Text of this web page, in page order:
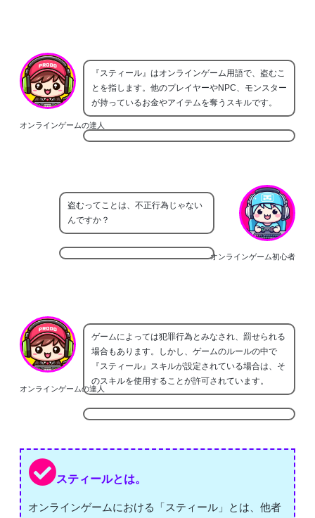
オンラインゲームの達人
『スティール』はオンラインゲーム用語で、盗むこ
とを指します。他のプレイヤーやNPC、モンスター
が持っているお金やアイテムを奪うスキルです。
オンラインゲーム初心者
盗むってことは、不正行為じゃない
んですか？
オンラインゲームの達人
ゲームによっては犯罪行為とみなされ、罰せられる
場合もあります。しかし、ゲームのルールの中で
『スティール』スキルが設定されている場合は、そ
のスキルを使用することが許可されています。
スティールとは。
オンラインゲームにおける「スティール」とは、他者